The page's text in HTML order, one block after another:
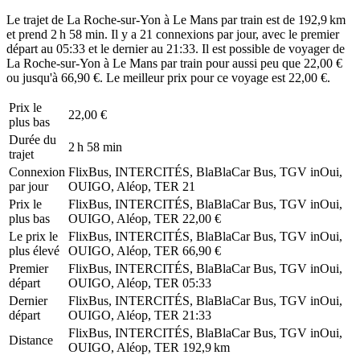
Le trajet de La Roche-sur-Yon à Le Mans par train est de 192,9 km
et prend 2 h 58 min. Il y a 21 connexions par jour, avec le premier
départ au 05:33 et le dernier au 21:33. Il est possible de voyager de
La Roche-sur-Yon à Le Mans par train pour aussi peu que 22,00 €
ou jusqu'à 66,90 €. Le meilleur prix pour ce voyage est 22,00 €.
Prix ​​le
plus bas
22,00 €
Durée du
trajet
2 h 58 min
Connexion
par jour
FlixBus, INTERCITÉS, BlaBlaCar Bus, TGV inOui,
OUIGO, Aléop, TER 21
Prix ​​le
plus bas
FlixBus, INTERCITÉS, BlaBlaCar Bus, TGV inOui,
OUIGO, Aléop, TER 22,00 €
Le prix le
plus élevé
FlixBus, INTERCITÉS, BlaBlaCar Bus, TGV inOui,
OUIGO, Aléop, TER 66,90 €
Premier
départ
FlixBus, INTERCITÉS, BlaBlaCar Bus, TGV inOui,
OUIGO, Aléop, TER 05:33
Dernier
départ
FlixBus, INTERCITÉS, BlaBlaCar Bus, TGV inOui,
OUIGO, Aléop, TER 21:33
Distance
FlixBus, INTERCITÉS, BlaBlaCar Bus, TGV inOui,
OUIGO, Aléop, TER 192,9 km